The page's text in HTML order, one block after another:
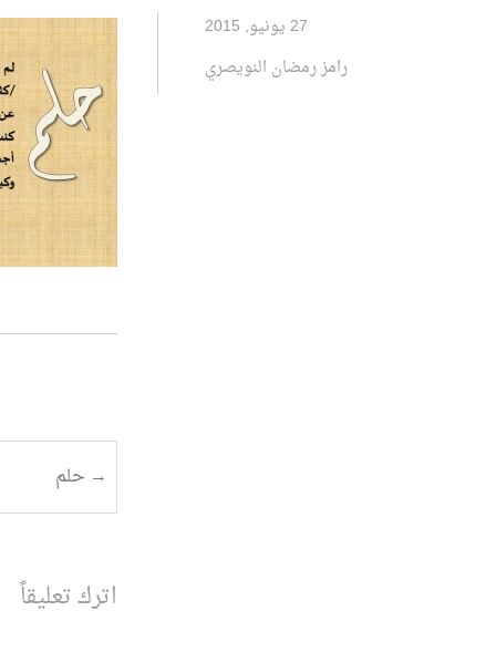
27 يونيو, 2015
رامز رمضان النويصري
تصفح
المقالة
→ حلم
اترك تعليقاً